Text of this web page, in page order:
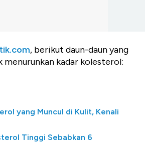
, berikut daun-daun yang
menurunkan kadar kolesterol:
yang Muncul di Kulit, Kenali
Tinggi Sebabkan 6